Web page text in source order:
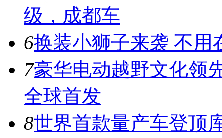
级，成都车
6换装小狮子来袭 不用
7豪华电动越野文化领
全球首发
8世界首款量产车登顶